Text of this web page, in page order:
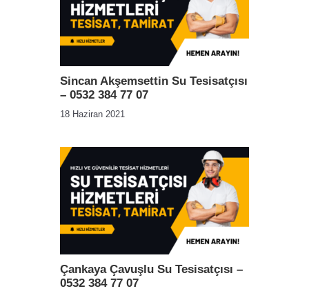
Sincan Akşemsettin Su Tesisatçısı
– 0532 384 77 07
18 Haziran 2021
Çankaya Çavuşlu Su Tesisatçısı –
0532 384 77 07